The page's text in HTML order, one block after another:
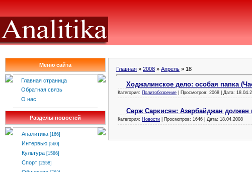
Меню сайта
Главная страница
Обратная связь
О нас
Разделы новостей
Аналитика [166]
Интервью [560]
Культура [1586]
Спорт [2558]
Главная » 2008 » Апрель » 18
Ходжалинское дело: особая папка
Категория: Политобозрение | Просмотров: 2068 | Дата:
Серж Саркисян: Азербайджан
Категория: Новости | Просмотров: 1646 | Дата: 18.04.2008